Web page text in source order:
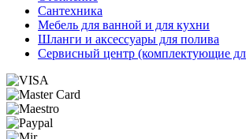
Сантехника
Мебель для ванной и для кухни
Шланги и аксессуары для полива
Сервисный центр (комплектующие